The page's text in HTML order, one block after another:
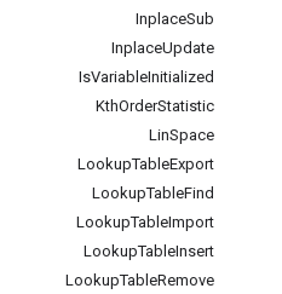
InplaceSub
InplaceUpdate
IsVariableInitialized
KthOrderStatistic
LinSpace
LookupTableExport
LookupTableFind
LookupTableImport
LookupTableInsert
LookupTableRemove